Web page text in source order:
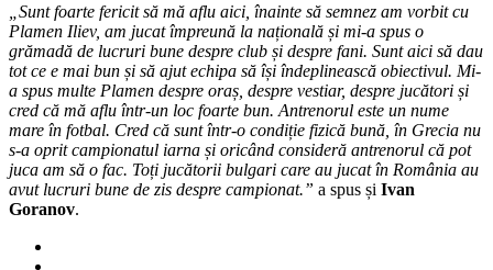
„Sunt foarte fericit să mă aflu aici, înainte să semnez am vorbit cu
Plamen Iliev, am jucat împreună la națională și mi-a spus o
grămadă de lucruri bune despre club și despre fani. Sunt aici să dau
tot ce e mai bun și să ajut echipa să își îndeplinească obiectivul. Mi-
a spus multe Plamen despre oraș, despre vestiar, despre jucători și
cred că mă aflu într-un loc foarte bun. Antrenorul este un nume
mare în fotbal. Cred că sunt într-o condiție fizică bună, în Grecia nu
s-a oprit campionatul iarna și oricând consideră antrenorul că pot
juca am să o fac. Toți jucătorii bulgari care au jucat în România au
avut lucruri bune de zis despre campionat.” a spus și Ivan
Goranov.